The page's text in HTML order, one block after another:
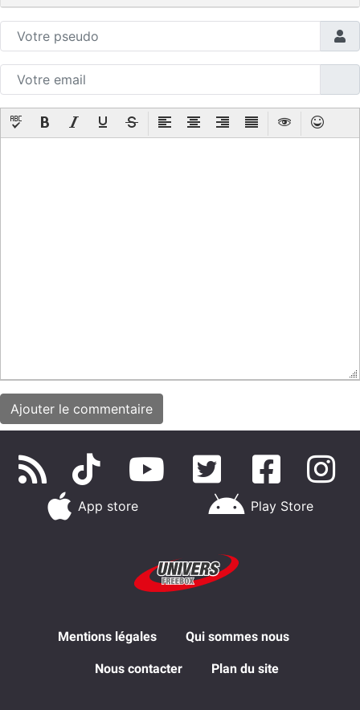
App store Play Store
Mentions légales Qui sommes nous
Nous contacter Plan du site